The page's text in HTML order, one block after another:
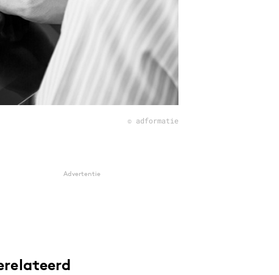
© adformatie
Advertentie